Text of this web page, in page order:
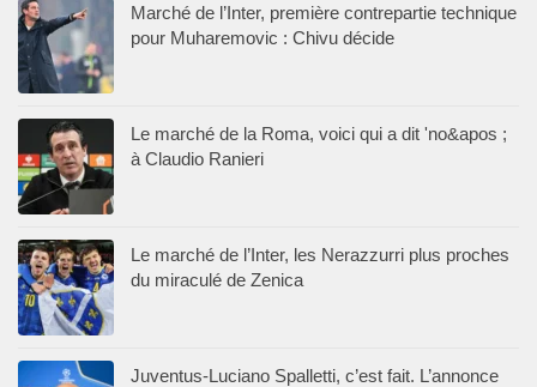
Marché de l’Inter, première contrepartie technique
pour Muharemovic : Chivu décide
Le marché de la Roma, voici qui a dit 'no&apos ;
à Claudio Ranieri
Le marché de l’Inter, les Nerazzurri plus proches
du miraculé de Zenica
Juventus-Luciano Spalletti, c’est fait. L’annonce